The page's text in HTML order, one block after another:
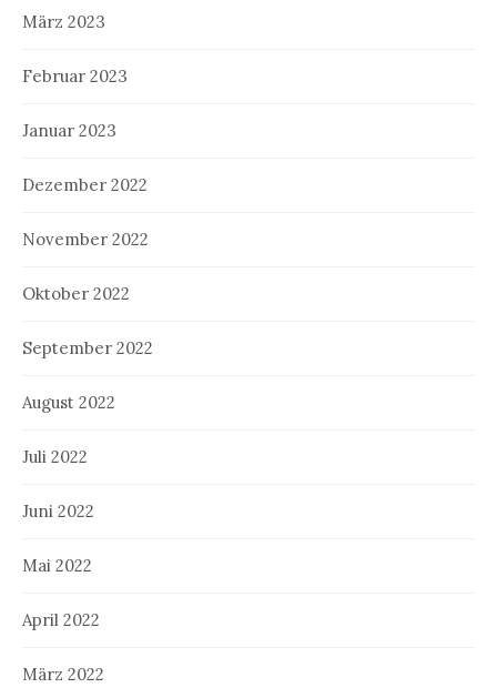
März 2023
Februar 2023
Januar 2023
Dezember 2022
November 2022
Oktober 2022
September 2022
August 2022
Juli 2022
Juni 2022
Mai 2022
April 2022
März 2022